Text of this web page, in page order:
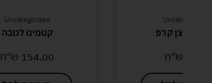
Uncategorized
ליצן קרפ
ש"ח
Uncategorized
קטמינו לגובה
154.00 ש"ח